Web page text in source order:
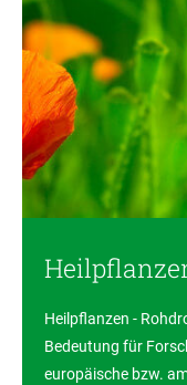
Heilpflanzen -
Bedeutung für
europäische bzw.